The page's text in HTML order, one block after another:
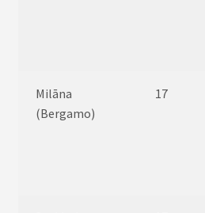
Milāna
(Bergamo)
17